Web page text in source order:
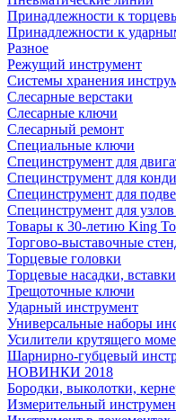
Принадлежности к
Принадлежности к
Разное
Режущий инструмент
Системы хранения
Слесарные верстаки
Слесарные ключи
Слесарный ремонт
Специальные ключи
Специнструмент для
Специнструмент для
Специнструмент для
Специнструмент для узлов
Товары к 30-летию King
Торгово-выставочные
Торцевые головки
Торцевые насадки,
Трещоточные ключи
Ударный инструмент
Универсальные наборы
Усилители крутящего
Шарнирно-губцевый
НОВИНКИ 2018
Бородки, выколотки,
Измерительный